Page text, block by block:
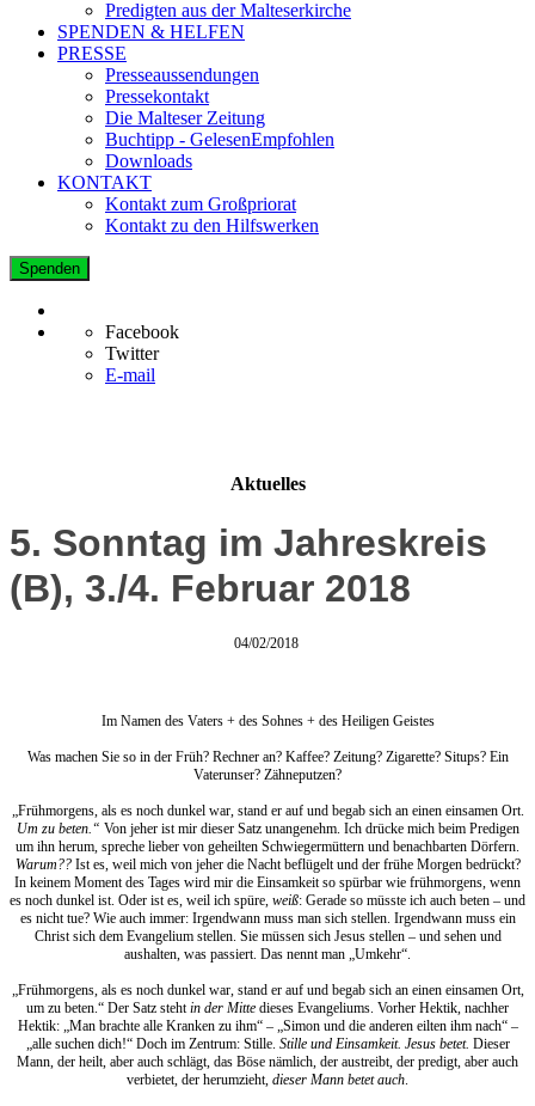
Predigten aus der Malteserkirche
SPENDEN & HELFEN
PRESSE
Presseaussendungen
Pressekontakt
Die Malteser Zeitung
Buchtipp - GelesenEmpfohlen
Downloads
KONTAKT
Kontakt zum Großpriorat
Kontakt zu den Hilfswerken
Spenden
Facebook
Twitter
E-mail
Aktuelles
5. Sonntag im Jahreskreis
(B), 3./4. Februar 2018
04/02/2018
Im Namen des Vaters + des Sohnes + des Heiligen Geistes
Was machen Sie so in der Früh? Rechner an? Kaffee? Zeitung? Zigarette? Situps? Ein
Vaterunser? Zähneputzen?
„Frühmorgens, als es noch dunkel war, stand er auf und begab sich an einen einsamen Ort.
Um zu beten.“ Von jeher ist mir dieser Satz unangenehm. Ich drücke mich beim Predigen
um ihn herum, spreche lieber von geheilten Schwiegermüttern und benachbarten Dörfern.
Warum??Ist es, weil mich von jeher die Nacht beflügelt und der frühe Morgen bedrückt?
In keinem Moment des Tages wird mir die Einsamkeit so spürbar wie frühmorgens, wenn
es noch dunkel ist. Oder ist es, weil ich spüre, weiß: Gerade so müsste ich auch beten – und
es nicht tue? Wie auch immer: Irgendwann muss man sich stellen. Irgendwann muss ein
Christ sich dem Evangelium stellen. Sie müssen sich Jesus stellen – und sehen und
aushalten, was passiert. Das nennt man „Umkehr“.
„Frühmorgens, als es noch dunkel war, stand er auf und begab sich an einen einsamen Ort,
um zu beten.“ Der Satz stehtin der Mitte dieses Evangeliums. Vorher Hektik, nachher
Hektik: „Man brachte alle Kranken zu ihm“ – „Simon und die anderen eilten ihm nach“ –
„alle suchen dich!“ Doch im Zentrum: Stille. Stille und Einsamkeit. Jesus betet. Dieser
Mann, der heilt, aber auch schlägt, das Böse nämlich, der austreibt, der predigt, aber auch
verbietet, der herumzieht, dieser Mann betet auch.